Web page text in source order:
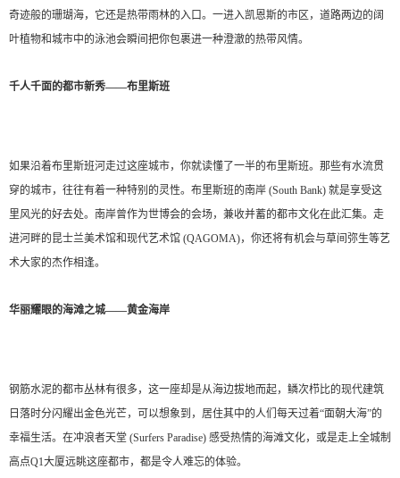
奇迹般的珊瑚海，它还是热带雨林的入口。一进入凯恩斯的市区，道路两边的阔
叶植物和城市中的泳池会瞬间把你包裹进一种澄澈的热带风情。
千人千面的都市新秀——布里斯班
如果沿着布里斯班河走过这座城市，你就读懂了一半的布里斯班。那些有水流贯
穿的城市，往往有着一种特别的灵性。布里斯班的南岸 (South Bank) 就是享受这
里风光的好去处。南岸曾作为世博会的会场，兼收并蓄的都市文化在此汇集。走
进河畔的昆士兰美术馆和现代艺术馆 (QAGOMA)，你还将有机会与草间弥生等艺
术大家的杰作相逢。
华丽耀眼的海滩之城——黄金海岸
钢筋水泥的都市丛林有很多，这一座却是从海边拔地而起，鳞次栉比的现代建筑
日落时分闪耀出金色光芒，可以想象到，居住其中的人们每天过着“面朝大海”的
幸福生活。在冲浪者天堂 (Surfers Paradise) 感受热情的海滩文化，或是走上全城制
高点Q1大厦远眺这座都市，都是令人难忘的体验。